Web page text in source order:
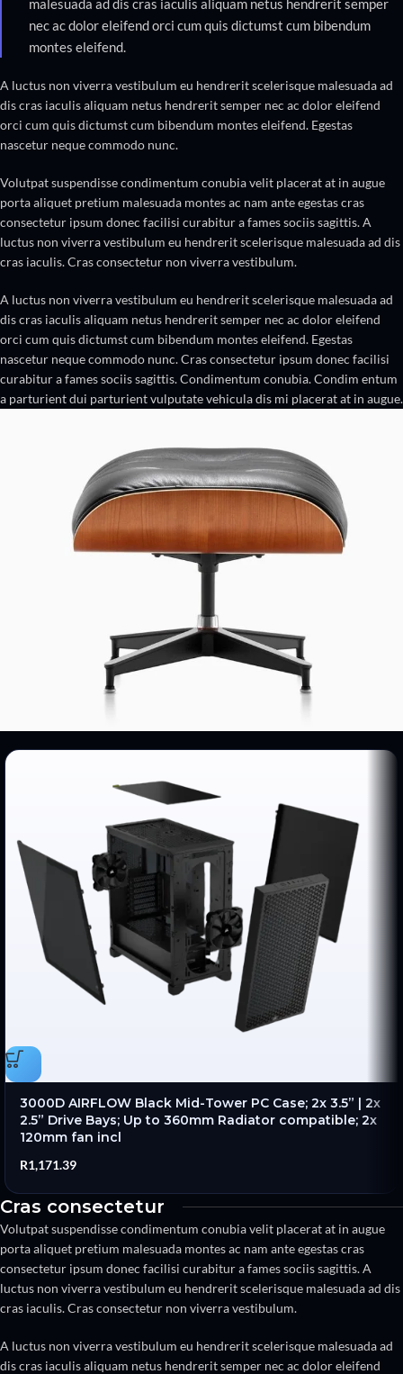
malesuada ad dis cras iaculis aliquam netus hendrerit semper
nec ac dolor eleifend orci cum quis dictumst cum bibendum
montes eleifend.
A luctus non viverra vestibulum eu hendrerit scelerisque malesuada ad
dis cras iaculis aliquam netus hendrerit semper nec ac dolor eleifend
orci cum quis dictumst cum bibendum montes eleifend. Egestas
nascetur neque commodo nunc.
Volutpat suspendisse condimentum conubia velit placerat at in augue
porta aliquet pretium malesuada montes ac nam ante egestas cras
consectetur ipsum donec facilisi curabitur a fames sociis sagittis. A
luctus non viverra vestibulum eu hendrerit scelerisque malesuada ad dis
cras iaculis. Cras consectetur non viverra vestibulum.
A luctus non viverra vestibulum eu hendrerit scelerisque malesuada ad
dis cras iaculis aliquam netus hendrerit semper nec ac dolor eleifend
orci cum quis dictumst cum bibendum montes eleifend. Egestas
nascetur neque commodo nunc. Cras consectetur ipsum donec facilisi
curabitur a fames sociis sagittis. Condimentum conubia. Condim entum
a parturient dui parturient vulputate vehicula dis mi placerat at in augue.
3000D AIRFLOW Black Mid-Tower PC Case; 2x 3.5” | 2x
2.5” Drive Bays; Up to 360mm Radiator compatible; 2x
120mm fan incl
R1,171.39
Cras consectetur
Volutpat suspendisse condimentum conubia velit placerat at in augue
porta aliquet pretium malesuada montes ac nam ante egestas cras
consectetur ipsum donec facilisi curabitur a fames sociis sagittis. A
luctus non viverra vestibulum eu hendrerit scelerisque malesuada ad dis
cras iaculis. Cras consectetur non viverra vestibulum.
A luctus non viverra vestibulum eu hendrerit scelerisque malesuada ad
dis cras iaculis aliquam netus hendrerit semper nec ac dolor eleifend